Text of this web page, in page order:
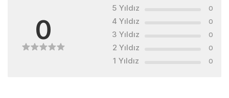
0
5 Yıldız 0
4 Yıldız 0
3 Yıldız 0
2 Yıldız 0
1 Yıldız 0